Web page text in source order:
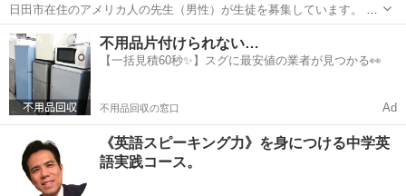
日田市在住のアメリカ人の先生（男性）が生徒を募集しています。 カ
リフォルニア出身なので、クセのないAmerican Englishを話します。
幼児〜社会人まで教えた経験があります。 マンツーマンレッスンで
2000円/...
大分 日田市 日田駅 英会話
不用品片付けられない…
【一括見積60秒✨】スグに最安値の業者が見つかる👀
不用品回収の窓口 Ad
《英語スピーキング力》を身につける中学英
語実践コース。